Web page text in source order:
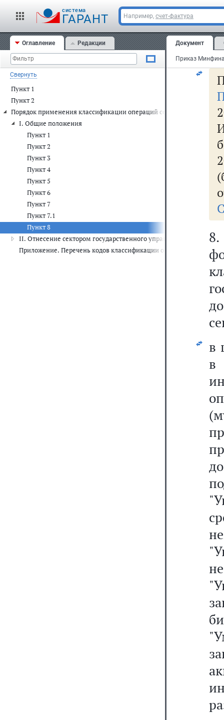
cистема
ГАРАНТ Например, счет-фактура
Оглавление Редакции
Свернуть
Пункт 1
Пункт 2
Порядок применения классификации операций сектора
I. Общие положения
Пункт 1
Пункт 2
Пункт 3
Пункт 4
Пункт 5
Пункт 6
Пункт 7
Пункт 7.1
Пункт 8
II. Отнесение сектором государственного управления операций
Приложение. Перечень кодов классификации операций сектора
Документ
в
в